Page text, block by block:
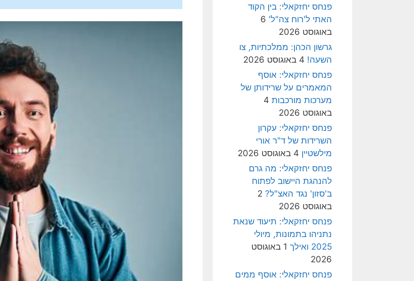
פנחס יחזקאלי: בין הקוד
האתי ל'רוח צה"ל' 6
באוגוסט 2026
גרשון הכהן: ממלכתיות, צו
השעה! 4 באוגוסט 2026
פנחס יחזקאלי: אוסף
המאמרים על שרידותן של
מערכות מורכבות 4
באוגוסט 2026
פנחס יחזקאלי: עקרון
השרידות של ד"ר אורי
מילשטיין 4 באוגוסט 2026
פנחס יחזקאלי: מה גרם
להנהגת היישוב לפתוח
ב'סזון' נגד האצ"ל? 2
באוגוסט 2026
פנחס יחזקאלי: תיעוד שנאת
נתניהו בתמונות, מיולי
2025 ואילך
1 באוגוסט
2026
פנחס יחזקאלי: אוסף ממים